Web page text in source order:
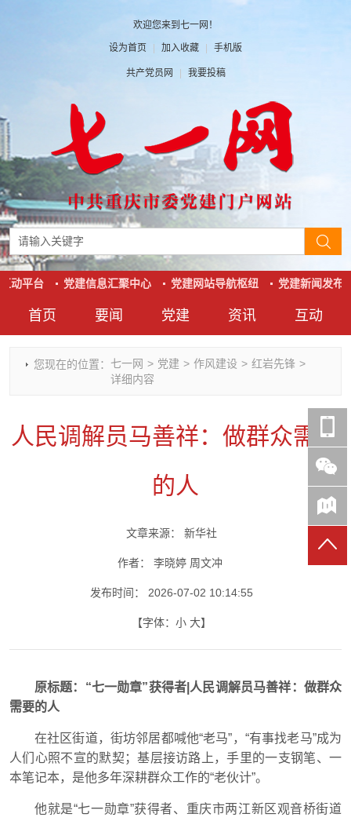
欢迎您来到七一网！
设为首页 | 加入收藏 | 手机版
共产党员网 | 我要投稿
首页 要闻
时政要闻
干部任免
理论武装
七一视角
党建
党建动态
人才工作
基层组织建设
作风建设
资讯
热点关注
党刊好文
党务知识
党史参阅
七一书院
互动
红岩评论
七一文学
党建头条微信公众号
七一号
动平台 党建信息汇聚中心 党建网站导航枢纽 党建新闻发布
您现在的位置： 七一网 > 党建 > 作风建设 > 红岩先锋 >
详细内容
人民调解员马善祥：做群众需要
的人
文章来源： 新华社
作者： 李晓婷 周文冲
发布时间： 2026-07-02 10:14:55
【字体： 小 大】
原标题：“七一勋章”获得者|人民调解员马善祥：做群众
需要的人
在社区街道，街坊邻居都喊他“老马”，“有事找老马”成为
人们心照不宣的默契；基层接访路上，手里的一支钢笔、一
本笔记本，是他多年深耕群众工作的“老伙计”。
他就是“七一勋章”获得者、重庆市两江新区观音桥街道